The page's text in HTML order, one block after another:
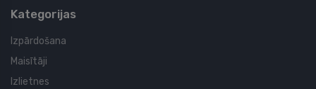
Kategorijas
Izpārdošana
Maisītāji
Izlietnes